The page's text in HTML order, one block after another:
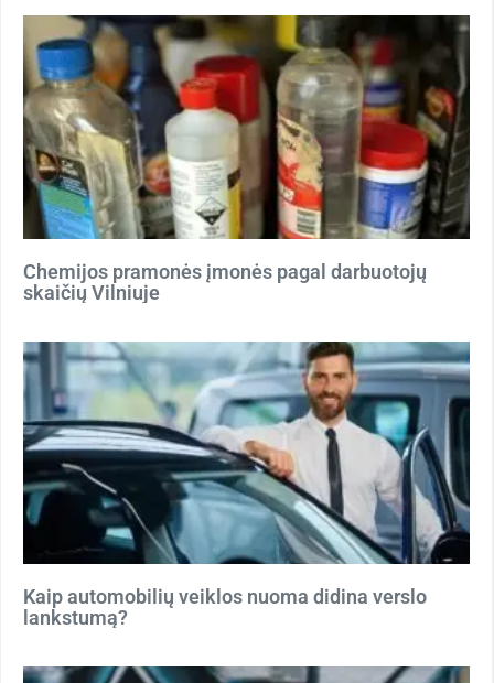
Chemijos pramonės įmonės pagal darbuotojų
skaičių Vilniuje
Kaip automobilių veiklos nuoma didina verslo
lankstumą?